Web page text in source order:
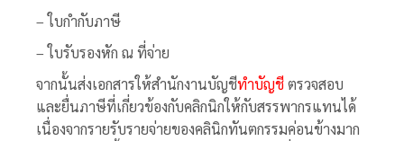
– ใบกำกับภาษี
– ใบรับรองหัก ณ ที่จ่าย
จากนั้นส่งเอกสารให้สำนักงานบัญชีทำบัญชีตรวจสอบ
และยื่นภาษีที่เกี่ยวข้องกับคลิกนิกให้กับสรรพากรแทนได้
เนื่องจากรายรับรายจ่ายของคลินิกทันตกรรมค่อนข้างมาก